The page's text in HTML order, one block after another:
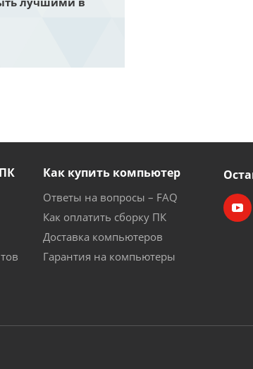
Как купить компьютер
Ответы на вопросы – FAQ
Как оплатить сборку ПК
Доставка компьютеров
Гарантия на компьютеры